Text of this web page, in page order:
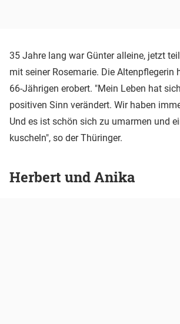
35 Jahre lang war Günter alleine, jetzt
mit seiner Rosemarie. Die Altenpflegerin
66-Jährigen erobert. "Mein Leben hat
positiven Sinn verändert. Wir haben
Und es ist schön sich zu umarmen und
kuscheln", so der Thüringer.
Herbert und Anika